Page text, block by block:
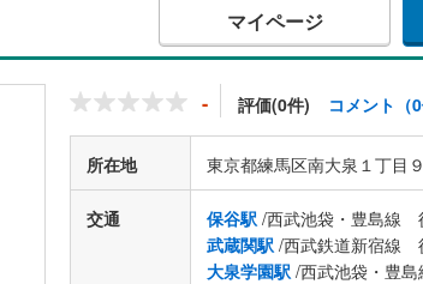
マイページ
- 評価(0件) コメント（0
所在地 東京都練馬区南大泉１丁目
交通 保谷駅 /西武池袋・豊島線
武蔵関駅 /西武鉄道新宿線
大泉学園駅 /西武池袋・豊